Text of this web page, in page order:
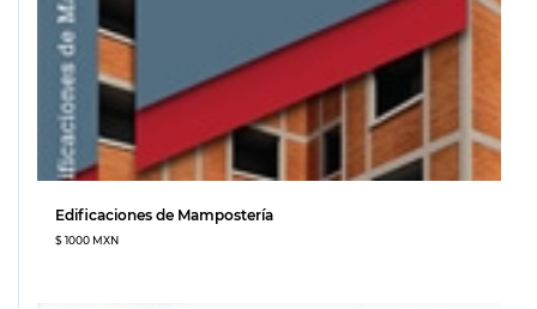
Edificaciones de Mampostería
$ 1000 MXN